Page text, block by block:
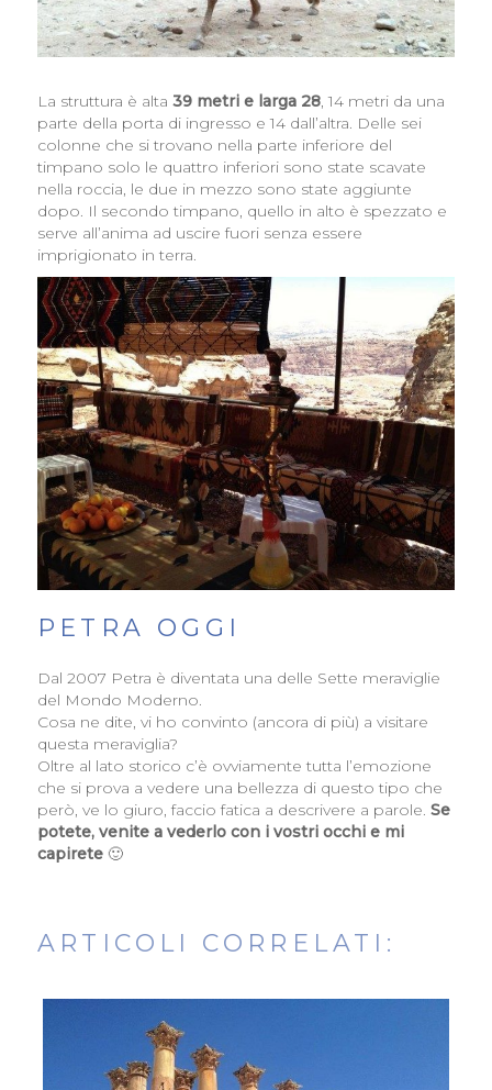
La struttura è alta 39 metri e larga 28, 14 metri da una
parte della porta di ingresso e 14 dall’altra. Delle sei
colonne che si trovano nella parte inferiore del
timpano solo le quattro inferiori sono state scavate
nella roccia, le due in mezzo sono state aggiunte
dopo. Il secondo timpano, quello in alto è spezzato e
serve all’anima ad uscire fuori senza essere
imprigionato in terra.
PETRA OGGI
Dal 2007 Petra è diventata una delle Sette meraviglie
del Mondo Moderno.
Cosa ne dite, vi ho convinto (ancora di più) a visitare
questa meraviglia?
Oltre al lato storico c’è ovviamente tutta l’emozione
che si prova a vedere una bellezza di questo tipo che
però, ve lo giuro, faccio fatica a descrivere a parole. Se
potete, venite a vederlo con i vostri occhi e mi
capirete🙂
ARTICOLI CORRELATI: